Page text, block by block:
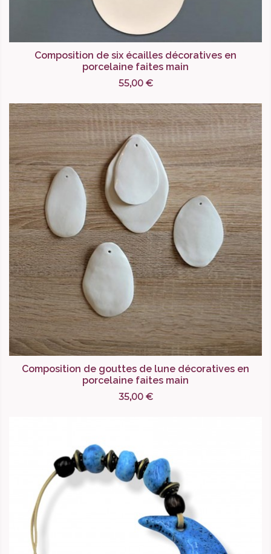
Composition de six écailles décoratives en
porcelaine faites main
55,00 €
Composition de gouttes de lune décoratives en
porcelaine faites main
35,00 €